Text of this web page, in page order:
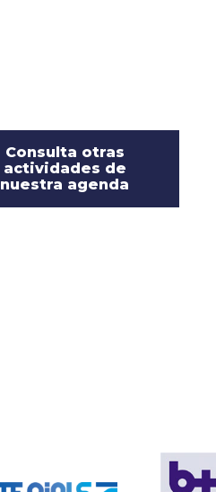
Consulta otras
actividades de
nuestra agenda